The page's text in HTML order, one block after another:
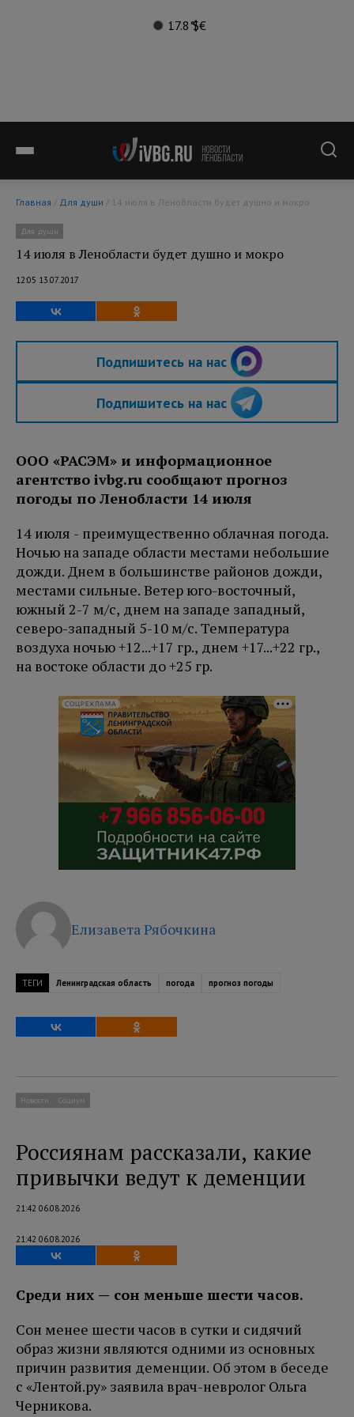
17.8°$€
Главная / Для души / 14 июля в Ленобласти будет душно и мокро
Для души
14 июля в Ленобласти будет душно и мокро
12:05 13.07.2017
Подпишитесь на нас
Подпишитесь на нас
ООО «РАСЭМ» и информационное
агентство ivbg.ru сообщают прогноз
погоды по Ленобласти 14 июля
14 июля - преимущественно облачная погода.
Ночью на западе области местами небольшие
дожди. Днем в большинстве районов дожди,
местами сильные. Ветер юго-восточный,
южный 2-7 м/с, днем на западе западный,
северо-западный 5-10 м/с. Температура
воздуха ночью +12...+17 гр., днем +17...+22 гр.,
на востоке области до +25 гр.
СОЦРЕКЛАМА
Елизавета Рябочкина
ТЕГИ Ленинградская область погода прогноз погоды
Новости Социум
Россиянам рассказали, какие
привычки ведут к деменции
21:42 06.08.2026
21:42 06.08.2026
Среди них — сон меньше шести часов.
Сон менее шести часов в сутки и сидячий
образ жизни являются одними из основных
причин развития деменции. Об этом в беседе
с «Лентой.ру» заявила врач-невролог Ольга
Черникова.